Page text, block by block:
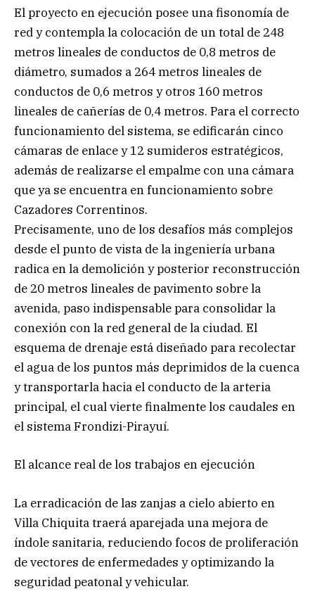
El proyecto en ejecución posee una fisonomía de
red y contempla la colocación de un total de 248
metros lineales de conductos de 0,8 metros de
diámetro, sumados a 264 metros lineales de
conductos de 0,6 metros y otros 160 metros
lineales de cañerías de 0,4 metros. Para el correcto
funcionamiento del sistema, se edificarán cinco
cámaras de enlace y 12 sumideros estratégicos,
además de realizarse el empalme con una cámara
que ya se encuentra en funcionamiento sobre
Cazadores Correntinos.
Precisamente, uno de los desafíos más complejos
desde el punto de vista de la ingeniería urbana
radica en la demolición y posterior reconstrucción
de 20 metros lineales de pavimento sobre la
avenida, paso indispensable para consolidar la
conexión con la red general de la ciudad. El
esquema de drenaje está diseñado para recolectar
el agua de los puntos más deprimidos de la cuenca
y transportarla hacia el conducto de la arteria
principal, el cual vierte finalmente los caudales en
el sistema Frondizi-Pirayuí.
El alcance real de los trabajos en ejecución
La erradicación de las zanjas a cielo abierto en
Villa Chiquita traerá aparejada una mejora de
índole sanitaria, reduciendo focos de proliferación
de vectores de enfermedades y optimizando la
seguridad peatonal y vehicular.